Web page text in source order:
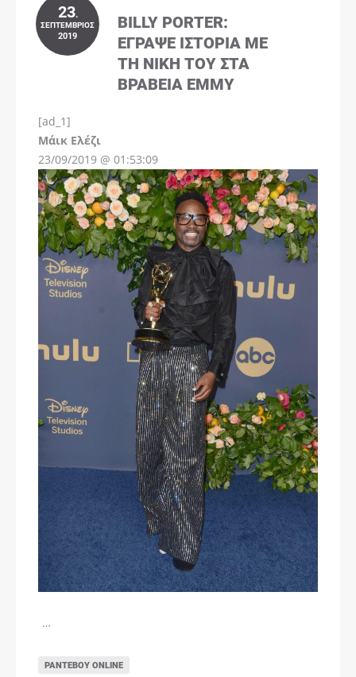
23.
ΣΕΠΤΈΜΒΡΙΟΣ
2019
BILLY PORTER:
ΈΓΡΑΨΕ ΙΣΤΟΡΊΑ ΜΕ
ΤΗ ΝΊΚΗ ΤΟΥ ΣΤΑ
ΒΡΑΒΕΊΑ EMMY
[ad_1]
Μάικ ΕλέζιInstagram
23/09/2019 @ 01:53:09
…
ΡΑΝΤΕΒΟΎ ONLINE